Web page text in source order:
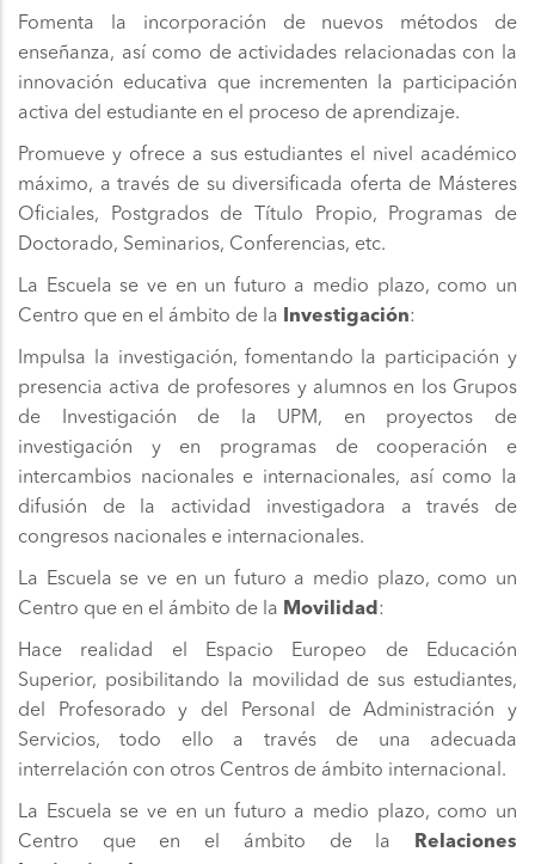
Fomenta la incorporación de nuevos métodos de
enseñanza, así como de actividades relacionadas con la
innovación educativa que incrementen la participación
activa del estudiante en el proceso de aprendizaje.
Promueve y ofrece a sus estudiantes el nivel académico
máximo, a través de su diversificada oferta de Másteres
Oficiales, Postgrados de Título Propio, Programas de
Doctorado, Seminarios, Conferencias, etc.
La Escuela se ve en un futuro a medio plazo, como un
Centro que en el ámbito de la
Investigación:
Impulsa la investigación, fomentando la participación y
presencia activa de profesores y alumnos en los Grupos
de Investigación de la UPM, en proyectos de
investigación y en programas de cooperación e
intercambios nacionales e internacionales, así como la
difusión de la actividad investigadora a través de
congresos nacionales e internacionales.
La Escuela se ve en un futuro a medio plazo, como un
Centro que en el ámbito de la Movilidad :
Hace realidad el Espacio Europeo de Educación
Superior, posibilitando la movilidad de sus estudiantes,
del Profesorado y del Personal de Administración y
Servicios, todo ello a través de una adecuada
interrelación con otros Centros de ámbito internacional.
La Escuela se ve en un futuro a medio plazo, como un
Centro que en el ámbito de la
Relaciones